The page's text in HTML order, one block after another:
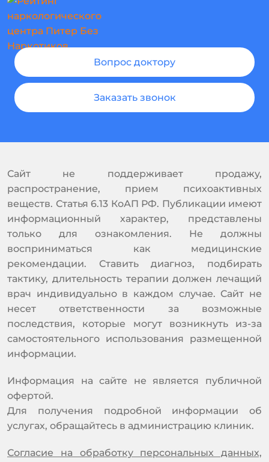
Вопрос доктору
Заказать звонок
Сайт не поддерживает продажу,
распространение, прием психоактивных
веществ. Статья 6.13 КоАП РФ. Публикации имеют
информационный характер, представлены
только для ознакомления. Не должны
восприниматься как медицинские
рекомендации. Ставить диагноз, подбирать
тактику, длительность терапии должен лечащий
врач индивидуально в каждом случае. Сайт не
несет ответственности за возможные
последствия, которые могут возникнуть из-за
самостоятельного использования размещенной
информации.
Информация на сайте не является публичной
офертой.
Для получения подробной информации об
услугах, обращайтесь в администрацию клиник.
Согласие на обработку персональных данных,